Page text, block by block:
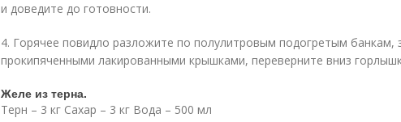
и доведите до готовности.
4. Горячее повидло разложите по полулитровым подогретым банкам,
прокипяченными лакированными крышками, переверните вниз
Желе из терна.
Терн – 3 кг Сахар – 3 кг Вода – 500 мл